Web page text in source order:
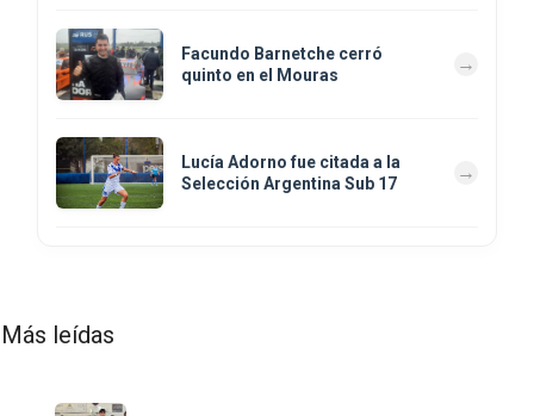
Facundo Barnetche cerró
quinto en el Mouras
Lucía Adorno fue citada a la
Selección Argentina Sub 17
Más leídas